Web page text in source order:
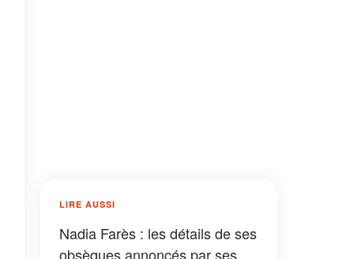
LIRE AUSSI
Nadia Farès : les détails de ses
obsèques annoncés par ses